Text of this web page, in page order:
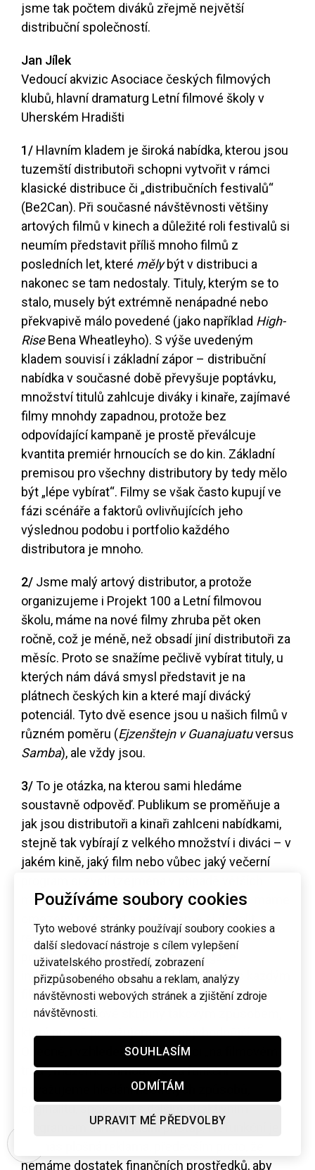
Používáme soubory cookies
Tyto webové stránky používají soubory cookies a
další sledovací nástroje s cílem vylepšení
uživatelského prostředí, zobrazení
přizpůsobeného obsahu a reklam, analýzy
návštěvnosti webových stránek a zjištění zdroje
návštěvnosti.
SOUHLASÍM
ODMÍTÁM
UPRAVIT MÉ PŘEDVOLBY
jsme tak počtem diváků zřejmě největší
distribuční společností.
Jan Jílek
Vedoucí akvizic Asociace českých filmových
klubů, hlavní dramaturg Letní filmové školy v
Uherském Hradišti
1/ Hlavním kladem je široká nabídka, kterou jsou
tuzemští distributoři schopni vytvořit v rámci
klasické distribuce či „distribučních festivalů“
(Be2Can). Při současné návštěvnosti většiny
artových filmů v kinech a důležité roli festivalů si
neumím představit příliš mnoho filmů z
posledních let, které mělybýt v distribuci a
nakonec se tam nedostaly. Tituly, kterým se to
stalo, musely být extrémně nenápadné nebo
překvapivě málo povedené (jako například High-
RiseBena Wheatleyho). S výše uvedeným
kladem souvisí i základní zápor – distribuční
nabídka v současné době převyšuje poptávku,
množství titulů zahlcuje diváky i kinaře, zajímavé
filmy mnohdy zapadnou, protože bez
odpovídající kampaně je prostě převálcuje
kvantita premiér hrnoucích se do kin. Základní
premisou pro všechny distributory by tedy mělo
být „lépe vybírat“. Filmy se však často kupují ve
fázi scénáře a faktorů ovlivňujících jeho
výslednou podobu i portfolio každého
distributora je mnoho.
2/ Jsme malý artový distributor, a protože
organizujeme i Projekt 100 a Letní filmovou
školu, máme na nové filmy zhruba pět oken
ročně, což je méně, než obsadí jiní distributoři za
měsíc. Proto se snažíme pečlivě vybírat tituly, u
kterých nám dává smysl představit je na
plátnech českých kin a které mají divácký
potenciál. Tyto dvě esence jsou u našich filmů v
různém poměru (Ejzenštejn v Guanajuatuversus
Samba), ale vždy jsou.
3/To je otázka, na kterou sami hledáme
soustavně odpověď. Publikum se proměňuje a
jak jsou distributoři a kinaři zahlceni nabídkami,
stejně tak vybírají z velkého množství i diváci – v
jakém kině, jaký film nebo vůbec jaký večerní
měst). Vzhledem k tomu, že na propagaci máme
reklamu jako velký distributor, hodně
přemýšlíme, jak budeme do propagace
investovat. Snažíme se proto pracovat s každým
filmem individuálně a oslovovat předem
definované cílové skupiny takovým způsobem,
který pro ně považujeme za nejvhodnější.
Obecně, i vzhledem k naší pozici „na filmovém
trhu“, můžeme shrnout, že za funkční
považujeme hledání neotřelých způsobů,
programem a individuální přístup. Nefunkční je
nemáme dostatek finančních prostředků, aby